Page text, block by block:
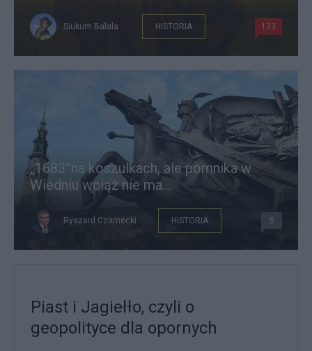
Siukum Balala HISTORIA 133
„1683”na koszulkach, ale pomnika w
Wiedniu wciąż nie ma…
Ryszard Czarnecki HISTORIA 5
Piast i Jagiełło, czyli o
geopolityce dla opornych